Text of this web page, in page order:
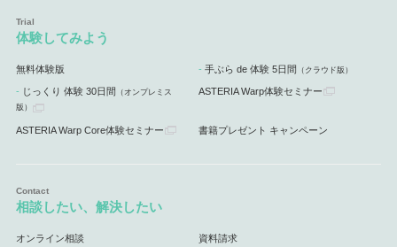
体験してみよう
無料体験版 手ぶら de 体験 5日間 （クラウド版）
じっくり 体験 30日間 （オンプレミス
版）
ASTERIA Warp体験セミナー
ASTERIA Warp Core体験セミナー 書籍プレゼント キャンペーン
相談したい、解決したい
オンライン相談 資料請求